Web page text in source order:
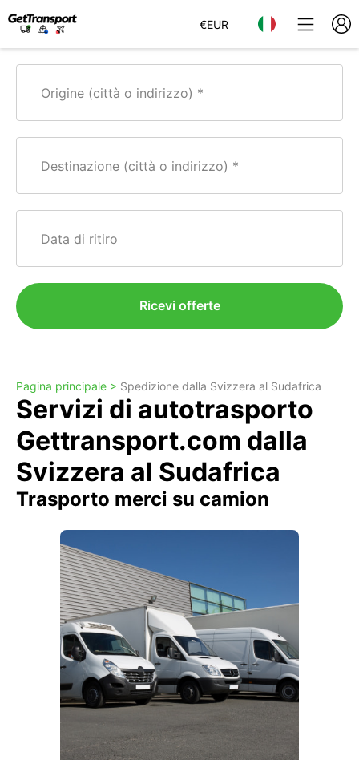
€EUR
Origine (città o indirizzo)
Destinazione (città o indirizzo)
Data di ritiro
Ricevi offerte
Pagina principale > Spedizione dalla Svizzera al Sudafrica
Servizi di autotrasporto
Gettransport.com dalla
Svizzera al Sudafrica
Trasporto merci su camion